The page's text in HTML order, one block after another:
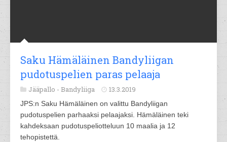
Saku Hämäläinen Bandyliigan
pudotuspelien paras pelaaja
Jääpallo - Bandyliiga 13.3.2019
JPS:n Saku Hämäläinen on valittu Bandyliigan
pudotuspelien parhaaksi pelaajaksi. Hämäläinen teki
kahdeksaan pudotuspeliotteluun 10 maalia ja 12
tehopistettä.